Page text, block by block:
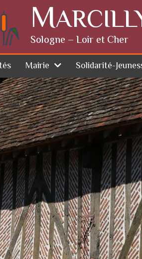
M
Sologne – Loir et Cher
Mairie Solidarité-